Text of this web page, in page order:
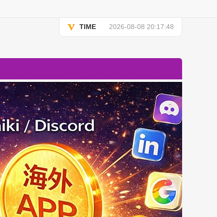
TIME 2026-08-08 20:17:48